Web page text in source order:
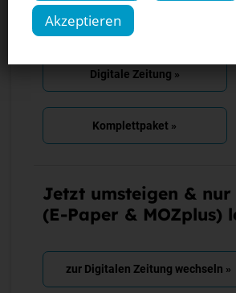
MOZplus »
Digitale Zeitung »
Komplettpaket »
Jetzt umsteigen &
(E-Paper & MOZplus)
zur Digitalen Zeitung wechseln »
Akzeptieren